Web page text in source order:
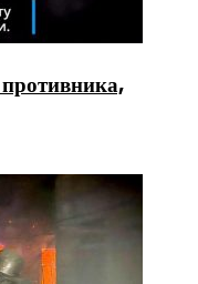
противника,